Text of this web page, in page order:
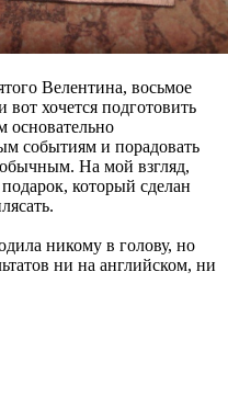
Велентина, восьмое
вот хочется подготовить
основательно
событиям и порадовать
На мой взгляд,
который сделан
никому в голову, но
ни на английском, ни